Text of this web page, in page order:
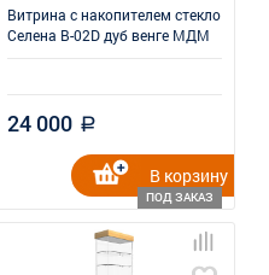
Витрина с накопителем стекло
Селена В-02D дуб венге МДМ
24 000 a
ПОД ЗАКАЗ
В корзину